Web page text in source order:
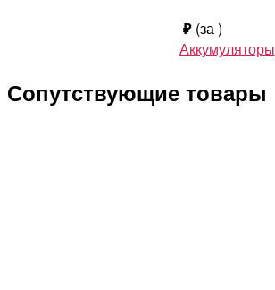
₽ (за)
Аккумуляторы
Сопутствующие товары